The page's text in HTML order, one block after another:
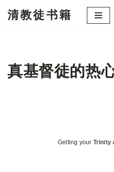
文
清教徒书籍
真基督徒的热
Getting your Trinity